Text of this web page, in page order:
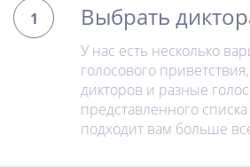
1 Выбрать
У нас есть несколько
голосового
дикторов и разные
представленного
подходит вам больше